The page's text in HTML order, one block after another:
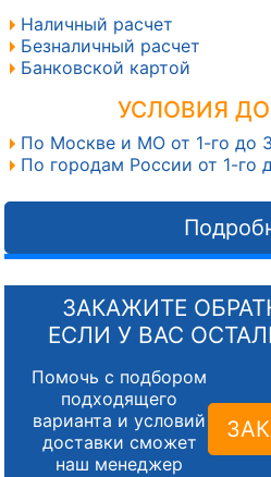
Наличный расчет
Безналичный расчет
Банковской картой
УСЛОВИЯ
По Москве и МО от 1-го до
По городам России от 1-го
ЗАКАЖИТЕ
ЕСЛИ У ВАС
Помочь с подбором
подходящего
варианта и условий
доставки сможет
наш менеджер